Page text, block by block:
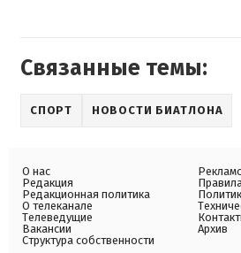
Связанные темы:
СПОРТ НОВОСТИ БИАТЛОНА
О нас
Редакция
Редакционная политика
О телеканале
Телеведущие
Вакансии
Структура собственности
Архив